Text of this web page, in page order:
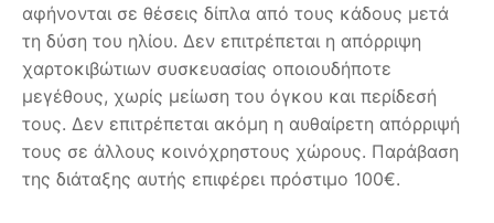
αφήνονται σε θέσεις δίπλα από τους κάδους μετά
τη δύση του ηλίου. Δεν επιτρέπεται η απόρριψη
χαρτοκιβώτιων συσκευασίας οποιουδήποτε
μεγέθους, χωρίς μείωση του όγκου και περίδεσή
τους. Δεν επιτρέπεται ακόμη η αυθαίρετη απόρριψή
τους σε άλλους κοινόχρηστους χώρους. Παράβαση
της διάταξης αυτής επιφέρει πρόστιμο 100€.